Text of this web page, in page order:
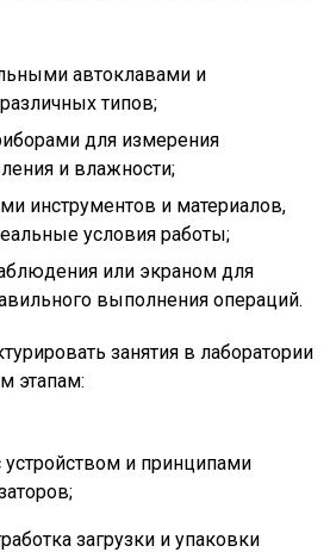
автоклавами и
типов;
для измерения
и влажности;
инструментов и материалов,
условия работы;
или экраном для
выполнения операций.
занятия в лаборатории
этапам:
и принципами
загрузки и упаковки